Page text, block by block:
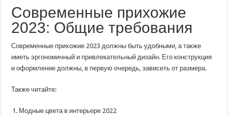
Современные прихожие
2023: Общие требования
Современные прихожие 2023 должны быть удобными, а также
иметь эргономичный и привлекательный дизайн. Его конструкция
и оформление должны, в первую очередь, зависеть от размера.
Также читайте:
Модные цвета в интерьере 2022